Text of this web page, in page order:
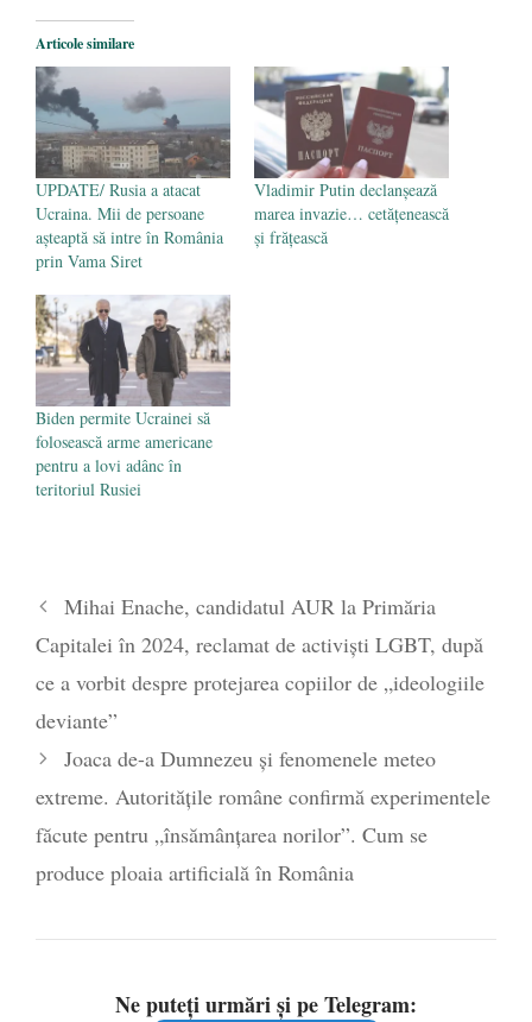
Legea Vexler produce efecte. Bustul
poetului Octavian Goga, înlăturat din Iași
- 16 aprilie 2026
Articole similare
UPDATE/ Rusia a atacat
Ucraina. Mii de persoane
aşteaptă să intre în România
prin Vama Siret
Vladimir Putin declanșează
marea invazie… cetățenească
și frățească
Biden permite Ucrainei să
folosească arme americane
pentru a lovi adânc în
teritoriul Rusiei
Mihai Enache, candidatul AUR la Primăria
Capitalei în 2024, reclamat de activiști LGBT, după
ce a vorbit despre protejarea copiilor de „ideologiile
deviante”
Joaca de-a Dumnezeu și fenomenele meteo
extreme. Autoritățile române confirmă experimentele
făcute pentru „însămânțarea norilor”. Cum se
produce ploaia artificială în România
Ne puteți urmări și pe Telegram: